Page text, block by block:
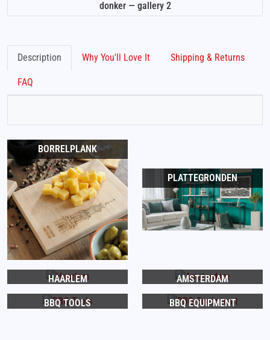
Description Why You'll Love It Shipping & Returns
FAQ
BORRELPLANK
PLATTEGRONDEN
HAARLEM AMSTERDAM
BBQ TOOLS BBQ EQUIPMENT